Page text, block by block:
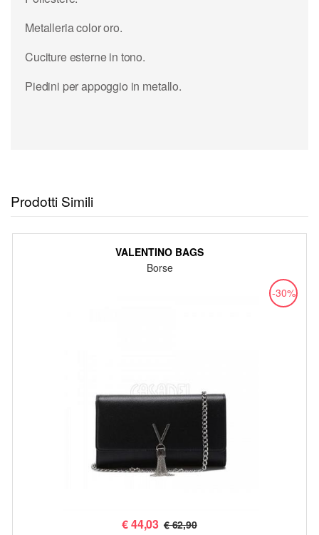
Metalleria color oro.
Cuciture esterne in tono.
Piedini per appoggio in metallo.
Prodotti Simili
VALENTINO BAGS
Borse
-30%
€44,03 € 62,90